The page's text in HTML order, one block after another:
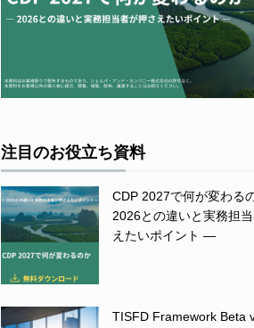
注目のお役立ち資料
CDP 2027で何が変わ
2026との違いと実務担
えたいポイント ―
TISFD Framework Beta